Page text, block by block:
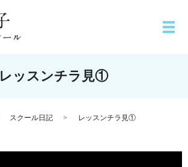
レッスンチラ見①
スクール日記 レッスンチラ見①